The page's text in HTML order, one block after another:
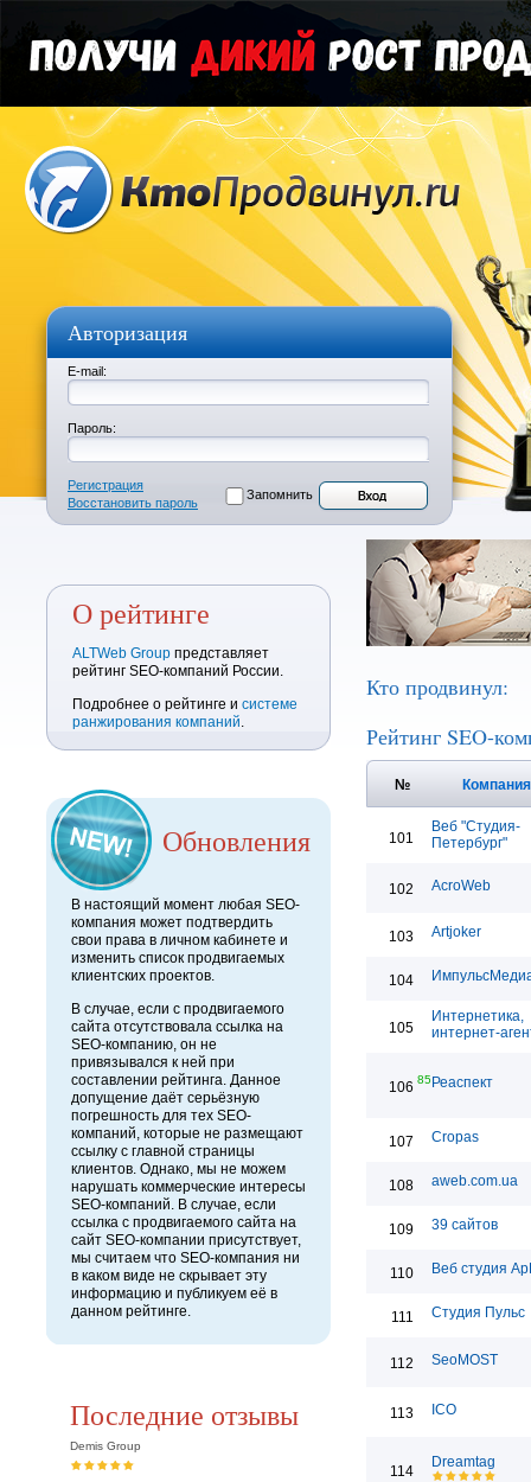
Авторизация
E-mail:
Пароль:
Регистрация
Восстановить пароль
Запомнить
О рейтинге
ALTWeb Group представляет
рейтинг SEO-компаний России.
Подробнее о рейтинге и системе
ранжирования компаний.
Обновления
В настоящий момент любая SEO-
компания может подтвердить
свои права в личном кабинете и
изменить список продвигаемых
клиентских проектов.
В случае, если с продвигаемого
сайта отсутствовала ссылка на
SEO-компанию, он не
привязывался к ней при
составлении рейтинга. Данное
допущение даёт серьёзную
погрешность для тех SEO-
компаний, которые не размещают
ссылку с главной страницы
клиентов. Однако, мы не можем
нарушать коммерческие интересы
SEO-компаний. В случае, если
ссылка с продвигаемого сайта на
сайт SEO-компании присутствует,
мы считаем что SEO-компания ни
в каком виде не скрывает эту
информацию и публикуем её в
данном рейтинге.
Последние отзывы
Demis Group
Кто продвинул:
Рейтинг SEO-
№
101
Веб "Студия-
Петербург"
102 AcroWeb
103 Artjoker
104
105
Интернетика,
интернет-
106 85Реаспект
107 Cropas
108 aweb.com.ua
109 39 сайтов
110 Веб студия
111 Студия Пульс
112 SeoMOST
113 ICO
114
Dreamtag